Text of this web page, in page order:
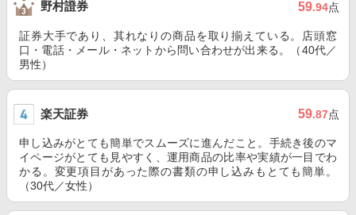
野村證券 59.94点
証券大手であり、其れなりの商品を取り揃えている。店頭窓
口・電話・メール・ネットから問い合わせが出来る。（40代／
男性）
楽天証券 59.87点
申し込みがとても簡単でスムーズに進んだこと。手続き後のマ
イページがとても見やすく、運用商品の比率や実績が一目でわ
かる。変更項目があった際の書類の申し込みもとても簡単。
（30代／女性）